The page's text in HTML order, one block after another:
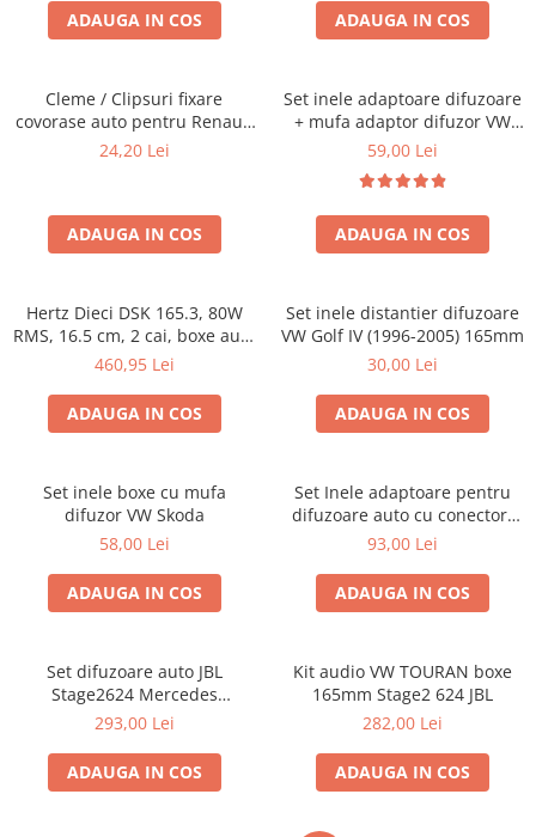
ADAUGA IN COS ADAUGA IN COS
Cleme / Clipsuri fixare
covorase auto pentru Renault
/ Nissan
24,20 Lei
ADAUGA IN COS
Set inele adaptoare difuzoare
+ mufa adaptor difuzor VW
Golf IV
59,00 Lei
ADAUGA IN COS
Hertz Dieci DSK 165.3, 80W
RMS, 16.5 cm, 2 cai, boxe auto
sisteme
460,95 Lei
ADAUGA IN COS
Set inele distantier difuzoare
VW Golf IV (1996-2005) 165mm
30,00 Lei
ADAUGA IN COS
Set inele boxe cu mufa
difuzor VW Skoda
58,00 Lei
ADAUGA IN COS
Set Inele adaptoare pentru
difuzoare auto cu conectori
VW Passat B6 fata
93,00 Lei
ADAUGA IN COS
Set difuzoare auto JBL
Stage2624 Mercedes
Vito/Viano, VW Crafter
293,00 Lei
ADAUGA IN COS
Kit audio VW TOURAN boxe
165mm Stage2 624 JBL
282,00 Lei
ADAUGA IN COS